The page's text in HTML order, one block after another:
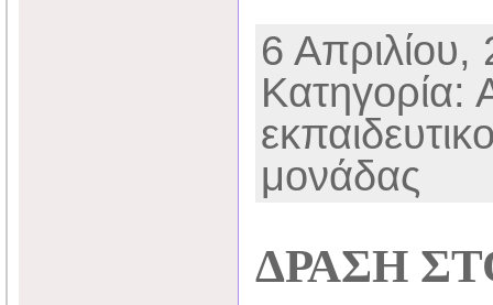
6
Κατηγορία:
μονάδας
ΔΡΑΣΗ